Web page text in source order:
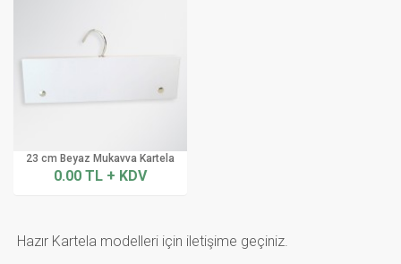
23 cm Beyaz Mukavva Kartela
0.00 TL + KDV
Hazır Kartela modelleri için iletişime geçiniz.